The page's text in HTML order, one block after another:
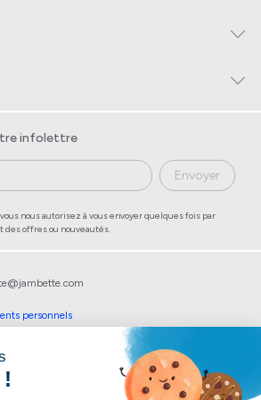
infolettre
Envoyer
nous autorisez à vous envoyer quelques fois par
des offres ou nouveautés.
personnels